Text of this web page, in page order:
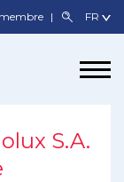
S.A.